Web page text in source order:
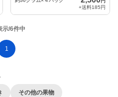
+送料185円
示/6件中
1
その他の果物